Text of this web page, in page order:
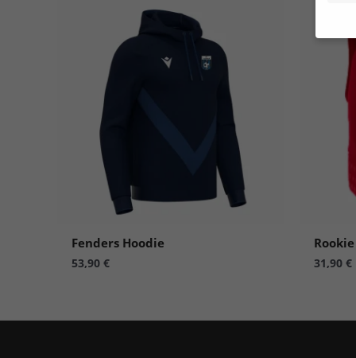
Fenders Hoodie
53,90 € 31,90 €
Wir